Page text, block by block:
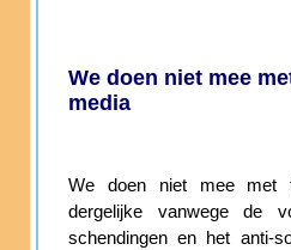
We doen niet mee
media
We doen niet mee met
dergelijke vanwege de
schendingen en het anti-